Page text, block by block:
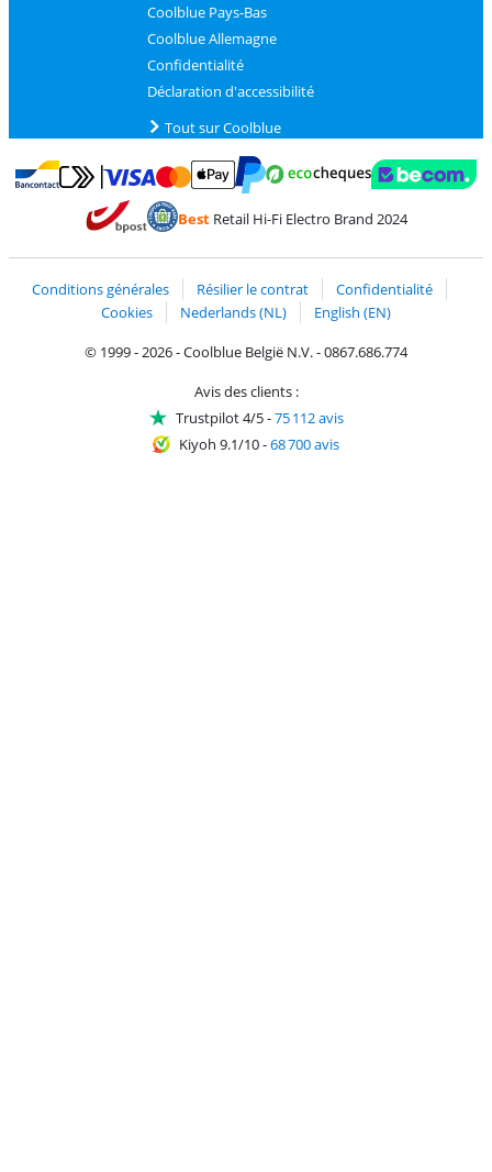
Coolblue Pays-Bas
Coolblue Allemagne
Confidentialité
Déclaration d'accessibilité
Tout sur Coolblue
Payer avec Bancontact
Payer avec MasterCard et Visa via ClickToPay
Payer avec PayPal
BestRetail Hi-Fi Electro Brand 2024
Conditions générales Résilier le contrat
Confidentialité
Cookies
Nederlands (NL)
English (EN)
© 1999 - 2026 - Coolblue België N.V. - 0867.686.774
Avis des clients :
Trustpilot 4/5-75 112 avis
Kiyoh 9.1/10-68 700 avis